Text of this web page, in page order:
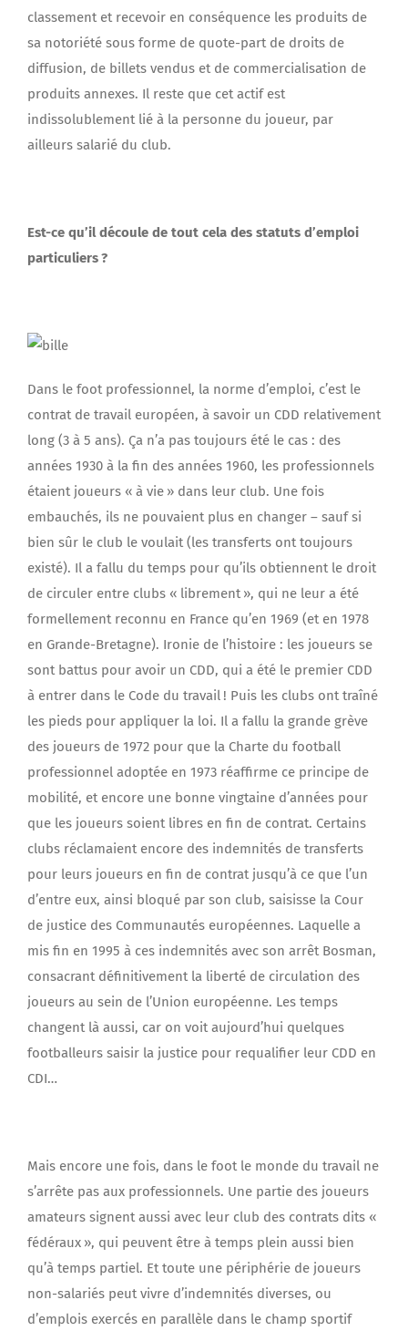
classement et recevoir en conséquence les produits de
sa notoriété sous forme de quote-part de droits de
diffusion, de billets vendus et de commercialisation de
produits annexes. Il reste que cet actif est
indissolublement lié à la personne du joueur, par
ailleurs salarié du club.
Est-ce qu’il découle de tout cela des statuts d’emploi
particuliers ?
Dans le foot professionnel, la norme d’emploi, c’est le
contrat de travail européen, à savoir un CDD relativement
long (3 à 5 ans). Ça n’a pas toujours été le cas : des
années 1930 à la fin des années 1960, les professionnels
étaient joueurs « à vie » dans leur club. Une fois
embauchés, ils ne pouvaient plus en changer – sauf si
bien sûr le club le voulait (les transferts ont toujours
existé). Il a fallu du temps pour qu’ils obtiennent le droit
de circuler entre clubs « librement », qui ne leur a été
formellement reconnu en France qu’en 1969 (et en 1978
en Grande-Bretagne). Ironie de l’histoire : les joueurs se
sont battus pour avoir un CDD, qui a été le premier CDD
à entrer dans le Code du travail ! Puis les clubs ont traîné
les pieds pour appliquer la loi. Il a fallu la grande grève
des joueurs de 1972 pour que la Charte du football
professionnel adoptée en 1973 réaffirme ce principe de
mobilité, et encore une bonne vingtaine d’années pour
que les joueurs soient libres en fin de contrat. Certains
clubs réclamaient encore des indemnités de transferts
pour leurs joueurs en fin de contrat jusqu’à ce que l’un
d’entre eux, ainsi bloqué par son club, saisisse la Cour
de justice des Communautés européennes. Laquelle a
mis fin en 1995 à ces indemnités avec son arrêt Bosman,
consacrant définitivement la liberté de circulation des
joueurs au sein de l’Union européenne. Les temps
changent là aussi, car on voit aujourd’hui quelques
footballeurs saisir la justice pour requalifier leur CDD en
CDI…
Mais encore une fois, dans le foot le monde du travail ne
s’arrête pas aux professionnels. Une partie des joueurs
amateurs signent aussi avec leur club des contrats dits «
fédéraux », qui peuvent être à temps plein aussi bien
qu’à temps partiel. Et toute une périphérie de joueurs
non-salariés peut vivre d’indemnités diverses, ou
d’emplois exercés en parallèle dans le champ sportif